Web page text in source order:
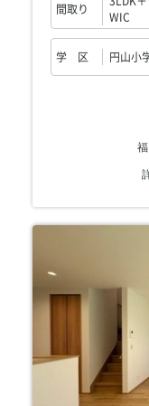
間取り
WIC
学 区 円山小